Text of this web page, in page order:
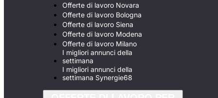
Offerte di lavoro Novara
Offerte di lavoro Bologna
Offerte di lavoro Siena
Offerte di lavoro Modena
Offerte di lavoro Milano
I migliori annunci della
settimana
I migliori annunci della
settimana Synergie68